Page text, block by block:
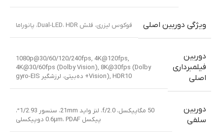
ویژگی دوربین اصلی فوکوس لیزری، فلش Dual-LED، HDR، پانوراما
دوربین
فیلمبرداری
اصلی
1080p@30/60/120/240fps, 4K@120fps,
4K@30/60fps (Dolby Vision), 8K@30fps (Dolby
Vision), HDR10+ ده‌بیتی، لرزشگیر gyro-EIS
دوربین
سلفی
50 مگاپیکسل، f/2.0، لنز واید 21mm، سنسور 1/2.93”،
پیکسل 0.6µm، PDAF دوپیکسلی